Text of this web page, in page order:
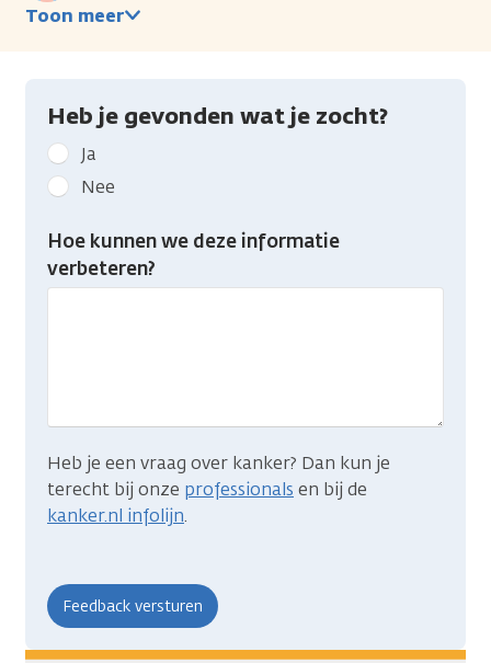
Toon meer
Heb je gevonden wat je zocht?
Geef
kanker.nl
feedback:
Heb
gevonden
Ja
Nee
Hoe kunnen we deze informatie
verbeteren?
Heb je een vraag over kanker? Dan kun je
terecht bij onze professionals en bij de
kanker.nl infolijn.